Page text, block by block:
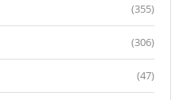
(355)
(306)
(47)